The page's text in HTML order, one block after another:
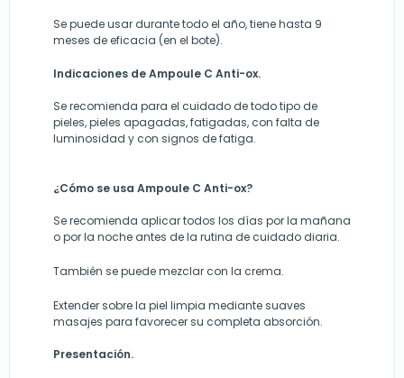
Se puede usar durante todo el año, tiene hasta 9
meses de eficacia (en el bote).
Indicaciones de Ampoule C Anti-ox.
Se recomienda para el cuidado de todo tipo de
pieles, pieles apagadas, fatigadas, con falta de
luminosidad y con signos de fatiga.
¿Cómo se usa Ampoule C Anti-ox?
Se recomienda aplicar todos los días por la mañana
o por la noche antes de la rutina de cuidado diaria.
También se puede mezclar con la crema.
Extender sobre la piel limpia mediante suaves
masajes para favorecer su completa absorción.
Presentación.